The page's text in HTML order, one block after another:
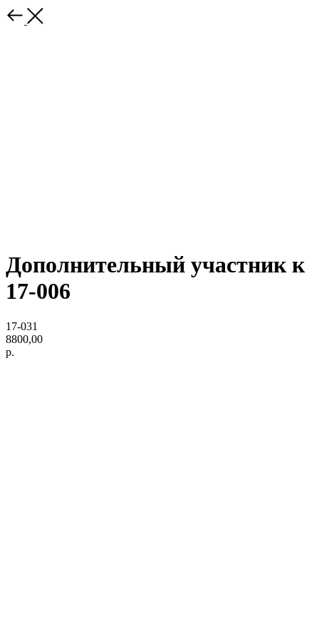
Дополнительный участник к
17-006
17-031
8800,00
р.